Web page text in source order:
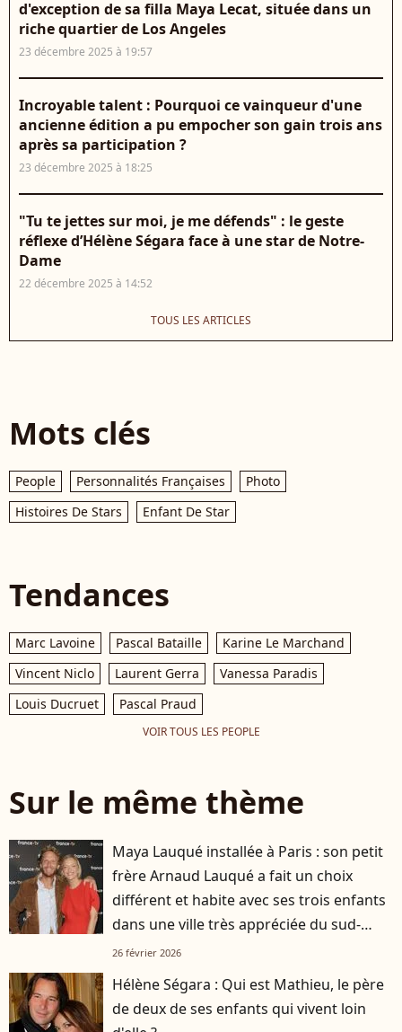
d'exception de sa filla Maya Lecat, située dans un
riche quartier de Los Angeles
23 décembre 2025 à 19:57
Incroyable talent : Pourquoi ce vainqueur d'une
ancienne édition a pu empocher son gain trois ans
après sa participation ?
23 décembre 2025 à 18:25
"Tu te jettes sur moi, je me défends" : le geste
réflexe d’Hélène Ségara face à une star de Notre-
Dame
22 décembre 2025 à 14:52
TOUS LES ARTICLES
Mots clés
People Personnalités Françaises
Photo
Histoires De Stars
Enfant De Star
Tendances
Marc Lavoine Pascal Bataille
Karine Le Marchand
Vincent Niclo
Laurent Gerra
Vanessa Paradis
Louis Ducruet
Pascal Praud
VOIR TOUS LES PEOPLE
Sur le même thème
Maya Lauqué installée à Paris : son petit
frère Arnaud Lauqué a fait un choix
différent et habite avec ses trois enfants
dans une ville très appréciée du sud-
ouest
26 février 2026
Hélène Ségara : Qui est Mathieu, le père
de deux de ses enfants qui vivent loin